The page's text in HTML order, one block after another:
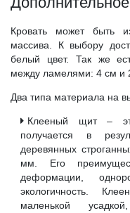
Кровать может быть
массива. К выбору
белый цвет. Так же
между ламелями: 4 см и
Два типа материала на
Клееный щит –
получается в
деревянных
мм. Его
деформации,
экологичность.
маленькой